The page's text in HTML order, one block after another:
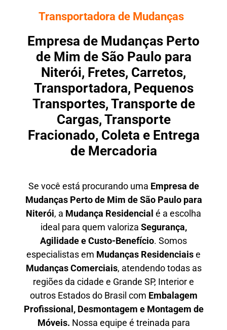
Transportadora de Mudanças
Empresa de Mudanças Perto
de Mim de São Paulo para
Niterói, Fretes, Carretos,
Transportadora, Pequenos
Transportes, Transporte de
Cargas, Transporte
Fracionado, Coleta e Entrega
de Mercadoria
Se você está procurando uma Empresa de
Mudanças Perto de Mim de São Paulo para
Niterói, a Mudança Residencial é a escolha
ideal para quem valoriza Segurança,
Agilidade e Custo-Benefício. Somos
especialistas em Mudanças Residenciaise
Mudanças Comerciais, atendendo todas as
regiões da cidade e Grande SP, Interior e
outros Estados do Brasil com Embalagem
Profissional , Desmontagem e Montagem de
Móveis. Nossa equipe é treinada para